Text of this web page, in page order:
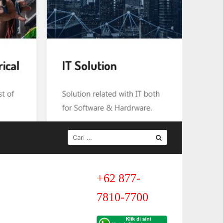
CARI
UNTUK:
+62 877-
7810-7700